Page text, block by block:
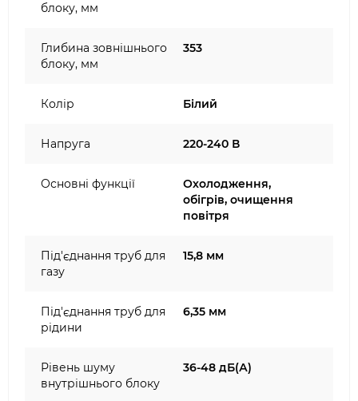
блоку, мм
Глибина зовнішнього
блоку, мм
353
Колір Білий
Напруга 220-240 В
Основні функції
Охолодження,
обігрів, очищення
повітря
Під'єднання труб для
газу
15,8 мм
Під'єднання труб для
рідини
6,35 мм
Рівень шуму
внутрішнього блоку
36-48 дБ(А)